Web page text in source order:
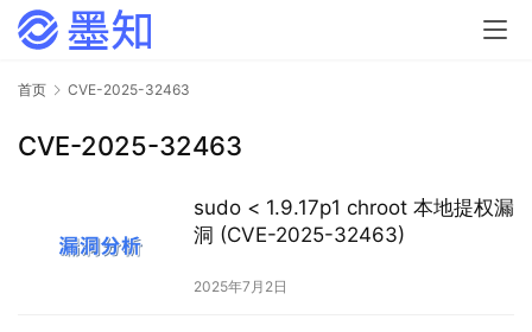
首页 CVE-2025-32463
CVE-2025-32463
sudo < 1.9.17p1 chroot 本地提权漏
洞 (CVE-2025-32463)
2025年7月2日